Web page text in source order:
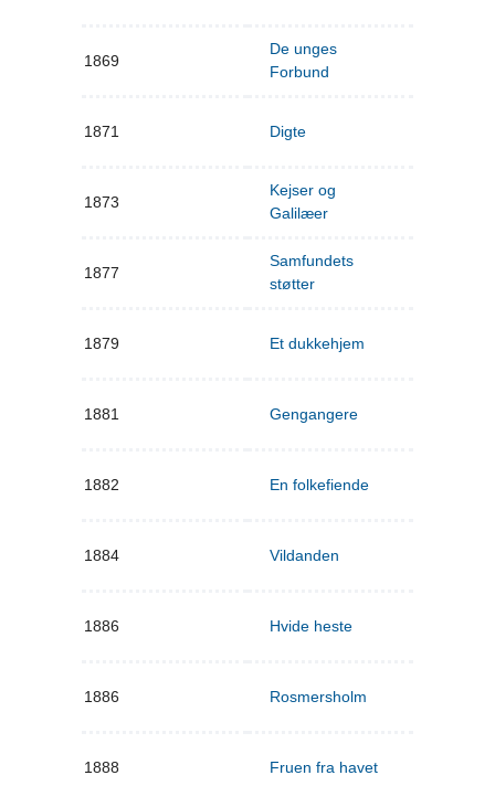
1869
De unges
Forbund
1871 Digte
1873
Kejser og
Galilæer
1877
Samfundets
støtter
1879 Et dukkehjem
1881 Gengangere
1882 En folkefiende
1884 Vildanden
1886 Hvide heste
1886 Rosmersholm
1888 Fruen fra havet